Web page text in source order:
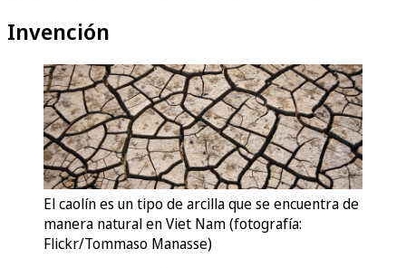
Invención
El caolín es un tipo de arcilla que se encuentra de
manera natural en Viet Nam (fotografía:
Flickr/Tommaso Manasse)